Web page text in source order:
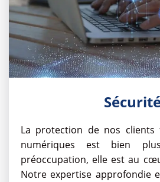
La protection de nos clients
numériques est bien
préoccupation, elle est au
Notre expertise approfondie